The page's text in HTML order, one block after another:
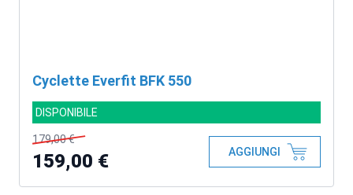
Cyclette Everfit BFK 550
DISPONIBILE
179,00 €
159,00 € AGGIUNGI